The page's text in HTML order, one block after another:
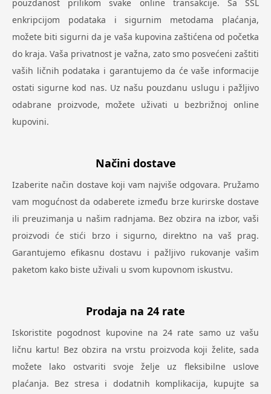
pouzdanost prilikom svake online transakcije. Sa SSL
enkripcijom podataka i sigurnim metodama plaćanja,
možete biti sigurni da je vaša kupovina zaštićena od početka
do kraja. Vaša privatnost je važna, zato smo posvećeni zaštiti
vaših ličnih podataka i garantujemo da će vaše informacije
ostati sigurne kod nas. Uz našu pouzdanu uslugu i pažljivo
odabrane proizvode, možete uživati u bezbrižnoj online
kupovini.
Načini dostave
Izaberite način dostave koji vam najviše odgovara. Pružamo
vam mogućnost da odaberete između brze kurirske dostave
ili preuzimanja u našim radnjama. Bez obzira na izbor, vaši
proizvodi će stići brzo i sigurno, direktno na vaš prag.
Garantujemo efikasnu dostavu i pažljivo rukovanje vašim
paketom kako biste uživali u svom kupovnom iskustvu.
Prodaja na 24 rate
Iskoristite pogodnost kupovine na 24 rate samo uz vašu
ličnu kartu! Bez obzira na vrstu proizvoda koji želite, sada
možete lako ostvariti svoje želje uz fleksibilne uslove
plaćanja. Bez stresa i dodatnih komplikacija, kupujte sa